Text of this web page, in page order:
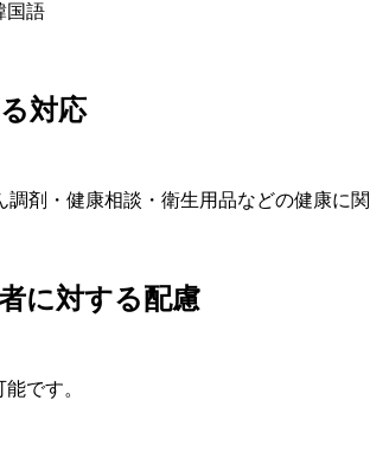
国語
対応
調剤・健康相談・衛生用品などの健康に
に対する配慮
です。